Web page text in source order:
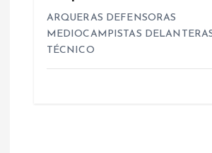
ARQUERAS DEFENSORAS
MEDIOCAMPISTAS
TÉCNICO